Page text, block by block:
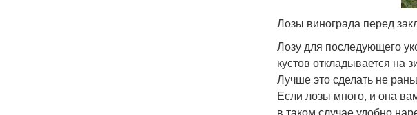
Лозы винограда перед
Лозу для последующего
кустов откладывается на
Лучше это сделать не
Если лозы много, и она